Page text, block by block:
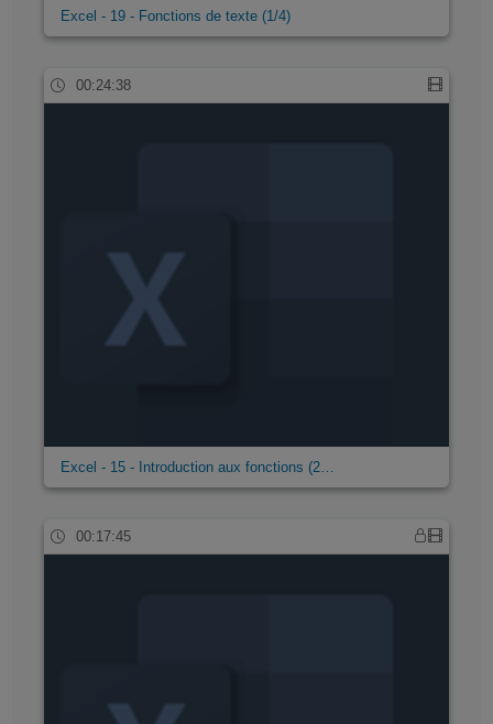
Excel - 19 - Fonctions de texte (1/4)
00:24:38
Excel - 15 - Introduction aux fonctions (2…
00:17:45